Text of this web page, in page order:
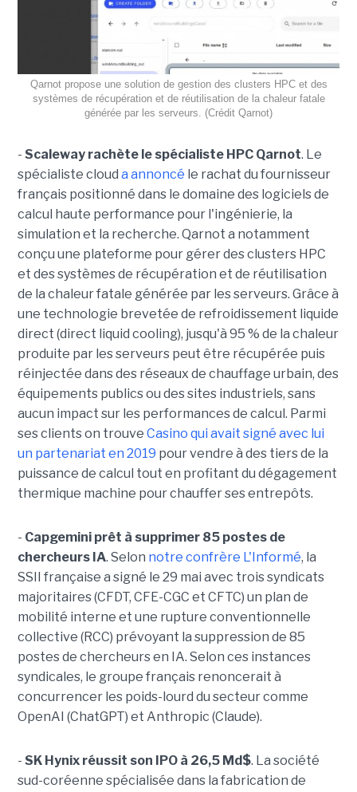
Qarnot propose une solution de gestion des clusters HPC et des
systèmes de récupération et de réutilisation de la chaleur fatale
générée par les serveurs. (Crédit Qarnot)
- Scaleway rachète le spécialiste HPC Qarnot. Le
spécialiste cloud a annoncé le rachat du fournisseur
français positionné dans le domaine des logiciels de
calcul haute performance pour l'ingénierie, la
simulation et la recherche. Qarnot a notamment
conçu une plateforme pour gérer des clusters HPC
et des systèmes de récupération et de réutilisation
de la chaleur fatale générée par les serveurs. Grâce à
une technologie brevetée de refroidissement liquide
direct (direct liquid cooling), jusqu'à 95 % de la chaleur
produite par les serveurs peut être récupérée puis
réinjectée dans des réseaux de chauffage urbain, des
équipements publics ou des sites industriels, sans
aucun impact sur les performances de calcul. Parmi
ses clients on trouve Casino qui avait signé avec lui
un partenariat en 2019 pour vendre à des tiers de la
puissance de calcul tout en profitant du dégagement
thermique machine pour chauffer ses entrepôts.
- Capgemini prêt à supprimer 85 postes de
chercheurs IA. Selon notre confrère L'Informé, la
SSII française a signé le 29 mai avec trois syndicats
majoritaires (CFDT, CFE-CGC et CFTC) un plan de
mobilité interne et une rupture conventionnelle
collective (RCC) prévoyant la suppression de 85
postes de chercheurs en IA. Selon ces instances
syndicales, le groupe français renoncerait à
concurrencer les poids-lourd du secteur comme
OpenAI (ChatGPT) et Anthropic (Claude).
- SK Hynix réussit son IPO à 26,5 Md$. La société
sud-coréenne spécialisée dans la fabrication de